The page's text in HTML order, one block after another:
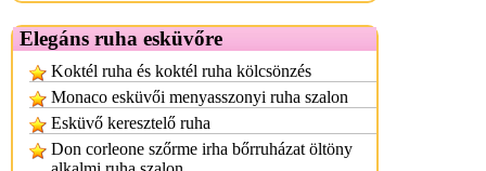
Elegáns ruha esküvőre
Koktél ruha és koktél ruha kölcsönzés
Monaco esküvői menyasszonyi ruha szalon
Esküvő keresztelő ruha
Don corleone szőrme irha bőrruházat öltöny